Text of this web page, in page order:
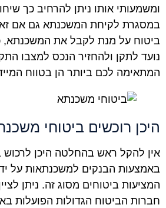
ומשמעותי אותו ניתן להרחיב כך
במסגרת לקיחת המשכנתא גם אם
ביטוח על מנת לקבל את המשכנתא,
נועד לתקן ולהחזיר הנכס למצבו
המתאימה לכם ביותר הן בטווח
היכן רוכשים ביטוחי
אין להקל ראש בהחלטה היכן לרכוש
באמצעות הבנקים למשכנתאות על
המציעות ביטוחים מסוג זה. ניתן
חברות הביטוח הגדולות הפועלות